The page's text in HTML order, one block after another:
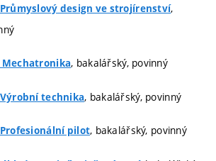
Průmyslový design ve strojírenství,
Mechatronika, bakalářský, povinný
Výrobní technika, bakalářský, povinný
Profesionální pilot, bakalářský, povinný